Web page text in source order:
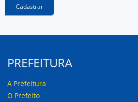
Cadastrar
PREFEITURA
A Prefeitura
O Prefeito